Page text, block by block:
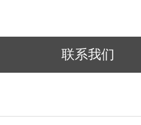
联系我们